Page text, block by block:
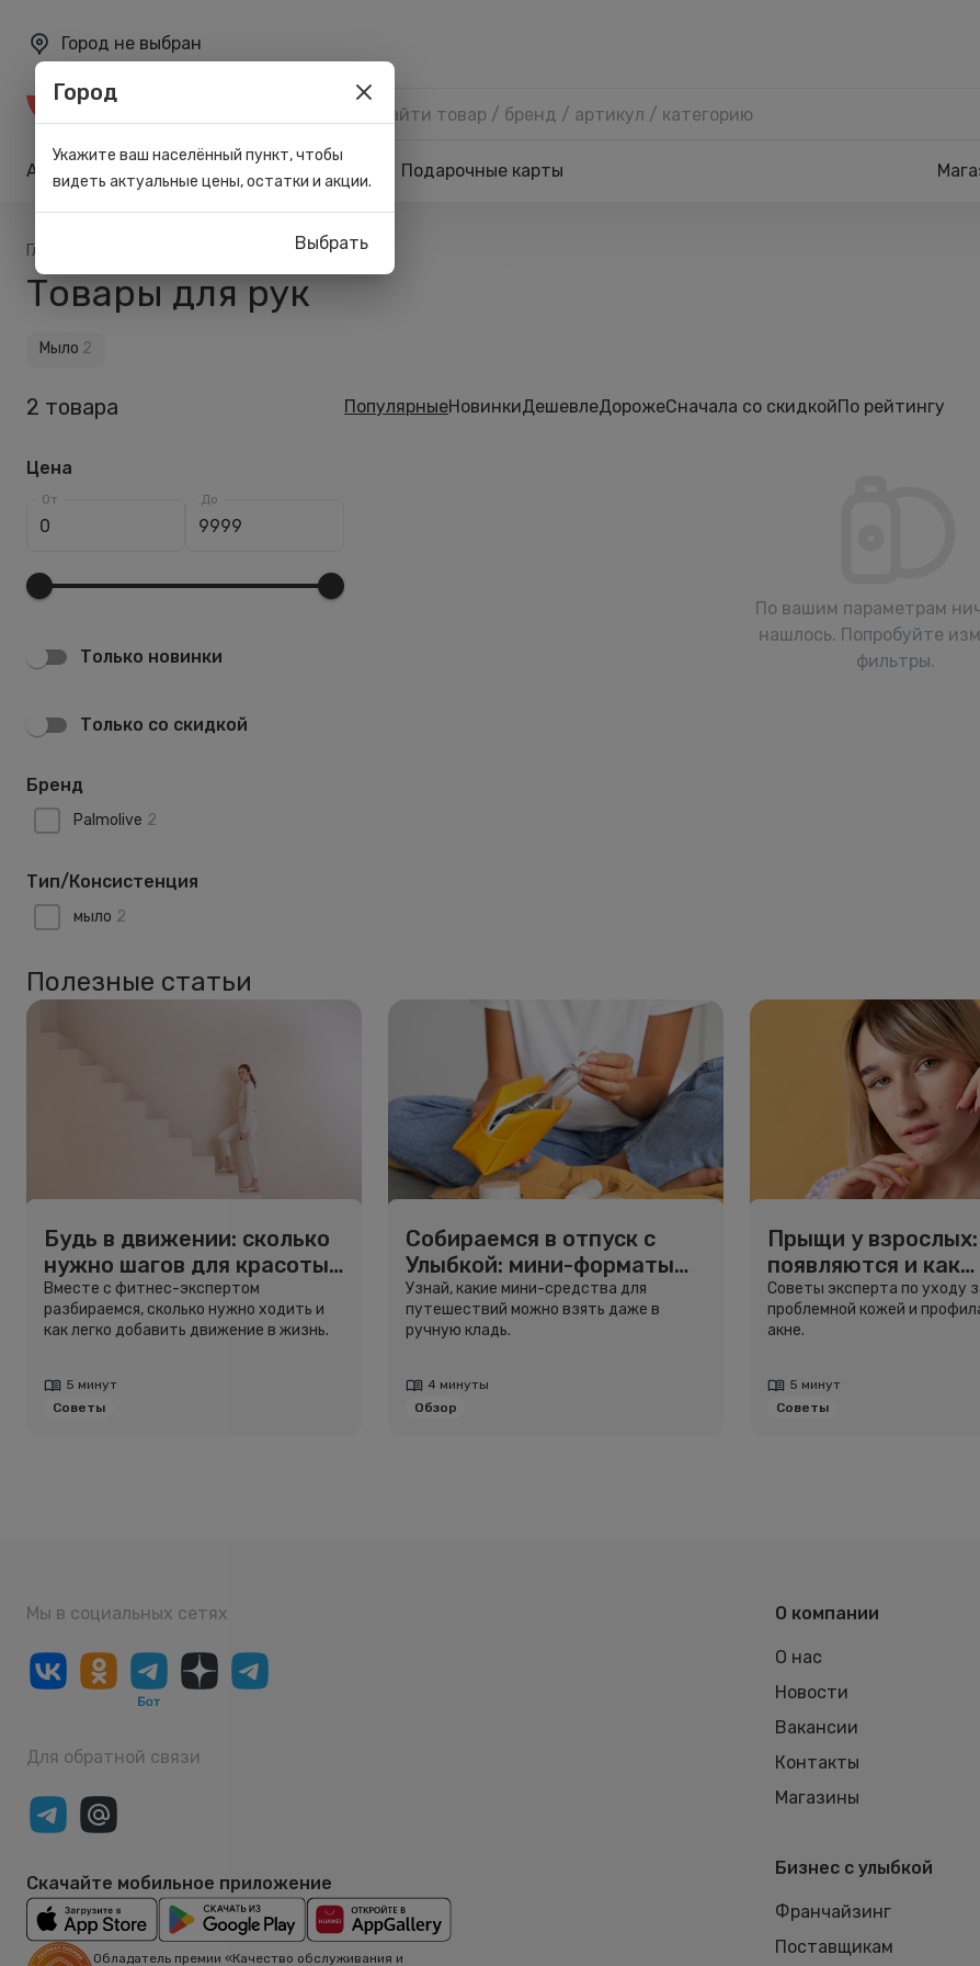
Город не выбран
Акции Карта лояльности Подарочные карты
Главная Для рук
Товары для рук
Мыло 2
2 товара
Цена
От До
Только новинки
Только со скидкой
Бренд
Palmolive 2
Тип/Консистенция
мыло 2
ПопулярныеНовинкиДешевлеДорожеСначала со скидкойПо рейтингу
По вашим параметрам
нашлось. Попробуйте
фильтры.
Полезные статьи
Будь в движении: сколько
нужно шагов для красоты
и здоровья
Вместе с фитнес-экспертом
разбираемся, сколько нужно ходить и
как легко добавить движение в жизнь.
5 минут
Советы
Собираемся в отпуск с
Улыбкой: мини-форматы
для путешествий
Узнай, какие мини-средства для
путешествий можно взять даже в
ручную кладь.
4 минуты
Обзор
Прыщи у
появляются и как
избавиться
Советы эксперта по уходу
проблемной кожей и
акне.
5 минут
Советы
Мы в социальных сетях
Для обратной связи
Скачайте мобильное приложение
Обладатель премии «Качество обслуживания и
О компании
О нас
Новости
Вакансии
Контакты
Магазины
Бизнес с улыбкой
Франчайзинг
Поставщикам
Город
Укажите ваш населённый пункт, чтобы
видеть актуальные цены, остатки и акции.
Выбрать